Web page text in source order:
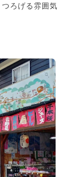
ろげる雰囲気